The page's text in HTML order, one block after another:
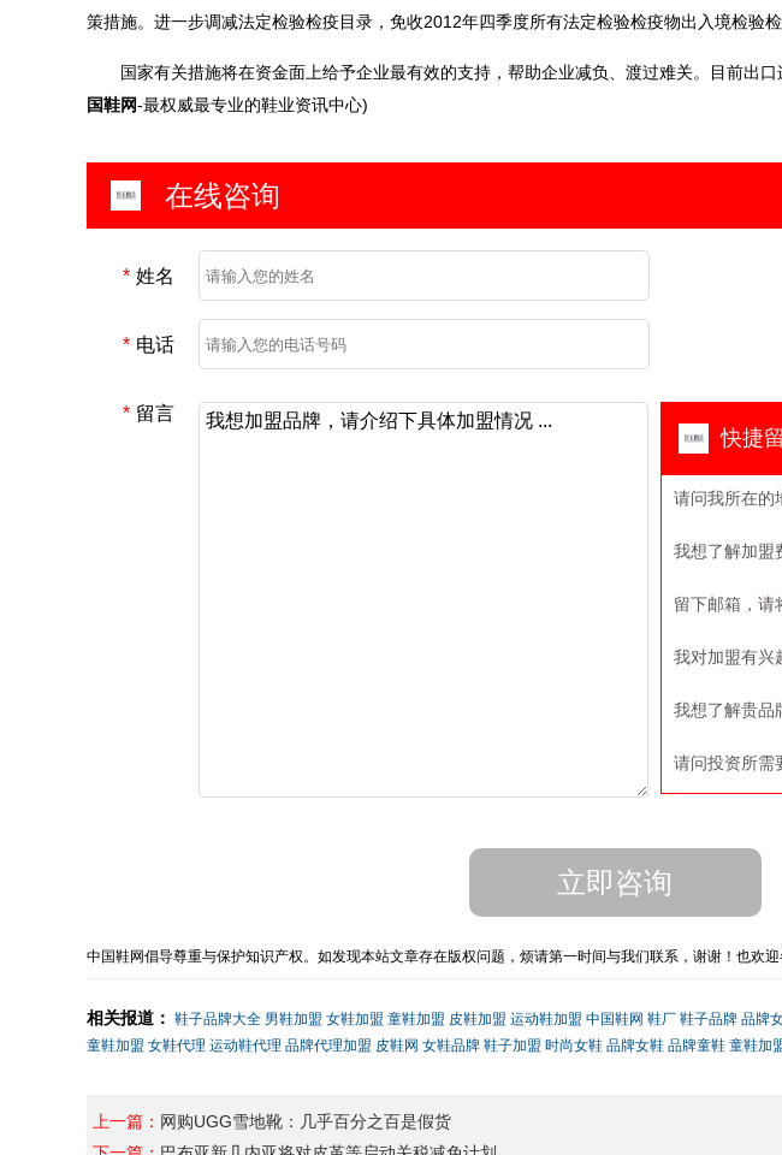
策措施。进一步调减法定检验检疫目录，免收2012年四季度所有法定检验检疫物出入境检验检
国家有关措施将在资金面上给予企业最有效的支持，帮助企业减负、渡过难关。目前出口
国鞋网-最权威最专业的鞋业资讯中心)
在线咨询
* 姓名
* 电话
* 留言
快捷
请问我所在的
我想了解加盟
留下邮箱，请
我对加盟有兴
我想了解贵品
请问投资所需
中国鞋网倡导尊重与保护知识产权。如发现本站文章存在版权问题，烦请第一时间与我们联系，谢谢！也欢
相关报道： 鞋子品牌大全 男鞋加盟 女鞋加盟 童鞋加盟 皮鞋加盟 运动鞋加盟 中国鞋网 鞋厂 鞋子品牌 品牌
童鞋加盟 女鞋代理 运动鞋代理 品牌代理加盟 皮鞋网 女鞋品牌 鞋子加盟 时尚女鞋 品牌女鞋 品牌童鞋 童鞋加
上一篇： 网购UGG雪地靴：几乎百分之百是假货